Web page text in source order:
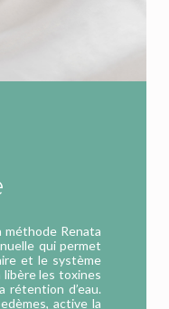
méthode Renata
qui permet
et le système
les toxines
rétention d’eau.
active la